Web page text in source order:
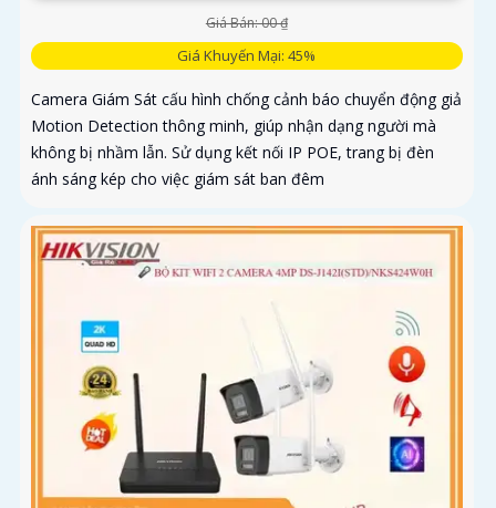
Giá Bán: 00 ₫
Giá Khuyến Mại: 45%
Camera Giám Sát cấu hình chống cảnh báo chuyển động giả
Motion Detection thông minh, giúp nhận dạng người mà
không bị nhầm lẫn. Sử dụng kết nối IP POE, trang bị đèn
ánh sáng kép cho việc giám sát ban đêm